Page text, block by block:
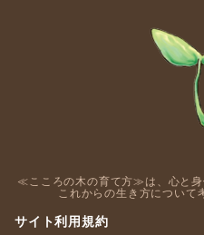
≪こころの木の育て方≫は、心と身
これからの生き方について
サイト利用規約